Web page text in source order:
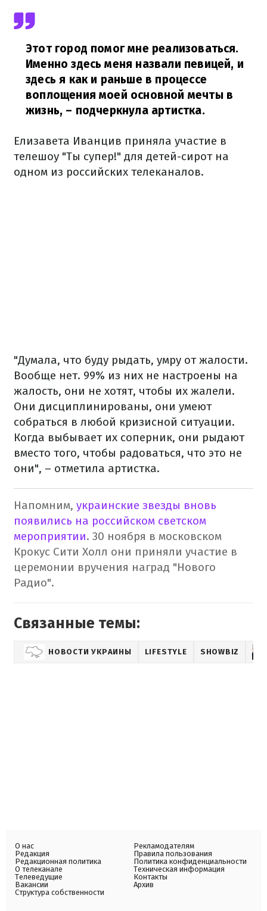
Этот город помог мне реализоваться.
Именно здесь меня назвали певицей, и
здесь я как и раньше в процессе
воплощения моей основной мечты в
жизнь, – подчеркнула артистка.
Елизавета Иванцив приняла участие в
телешоу "Ты супер!" для детей-сирот на
одном из российских телеканалов.
"Думала, что буду рыдать, умру от жалости.
Вообще нет. 99% из них не настроены на
жалость, они не хотят, чтобы их жалели.
Они дисциплинированы, они умеют
собраться в любой кризисной ситуации.
Когда выбывает их соперник, они рыдают
вместо того, чтобы радоваться, что это не
они", – отметила артистка.
Напомним, украинские звезды вновь
появились на российском светском
мероприятии. 30 ноября в московском
Крокус Сити Холл они приняли участие в
церемонии вручения наград "Нового
Радио".
Связанные темы:
НОВОСТИ УКРАИНЫ LIFESTYLE SHOWBIZ
О нас
Редакция
Редакционная политика
О телеканале
Телеведущие
Вакансии
Структура собственности
Рекламодателям
Правила пользования
Политика конфиденциальности
Техническая информация
Контакты
Архив